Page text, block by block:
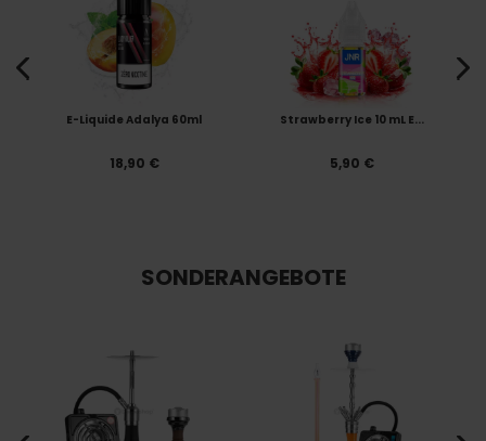
E-Liquide Adalya 60ml
18,90 €
Strawberry Ice 10 mL E...
5,90 €
SONDERANGEBOTE